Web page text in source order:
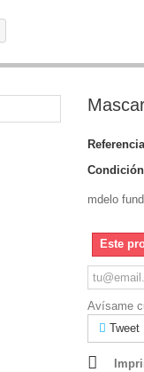
Referencia
mdelo
Este
Avísame
Tweet